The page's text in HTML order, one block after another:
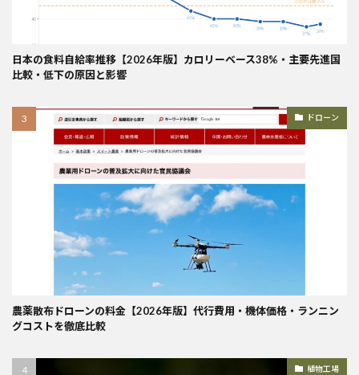
日本の食料自給率推移【2026年版】カロリーベース38%・主要先進国
比較・低下の原因と影響
ドローン
農薬散布ドローンの料金【2026年版】代行費用・機体価格・ランニン
グコストを徹底比較
植物工場